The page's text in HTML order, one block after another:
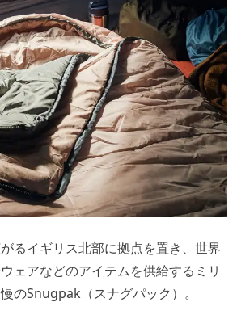
るイギリス北部に拠点を置き、世界
ェアなどのアイテムを供給するミリ
のSnugpak（スナグパック）。